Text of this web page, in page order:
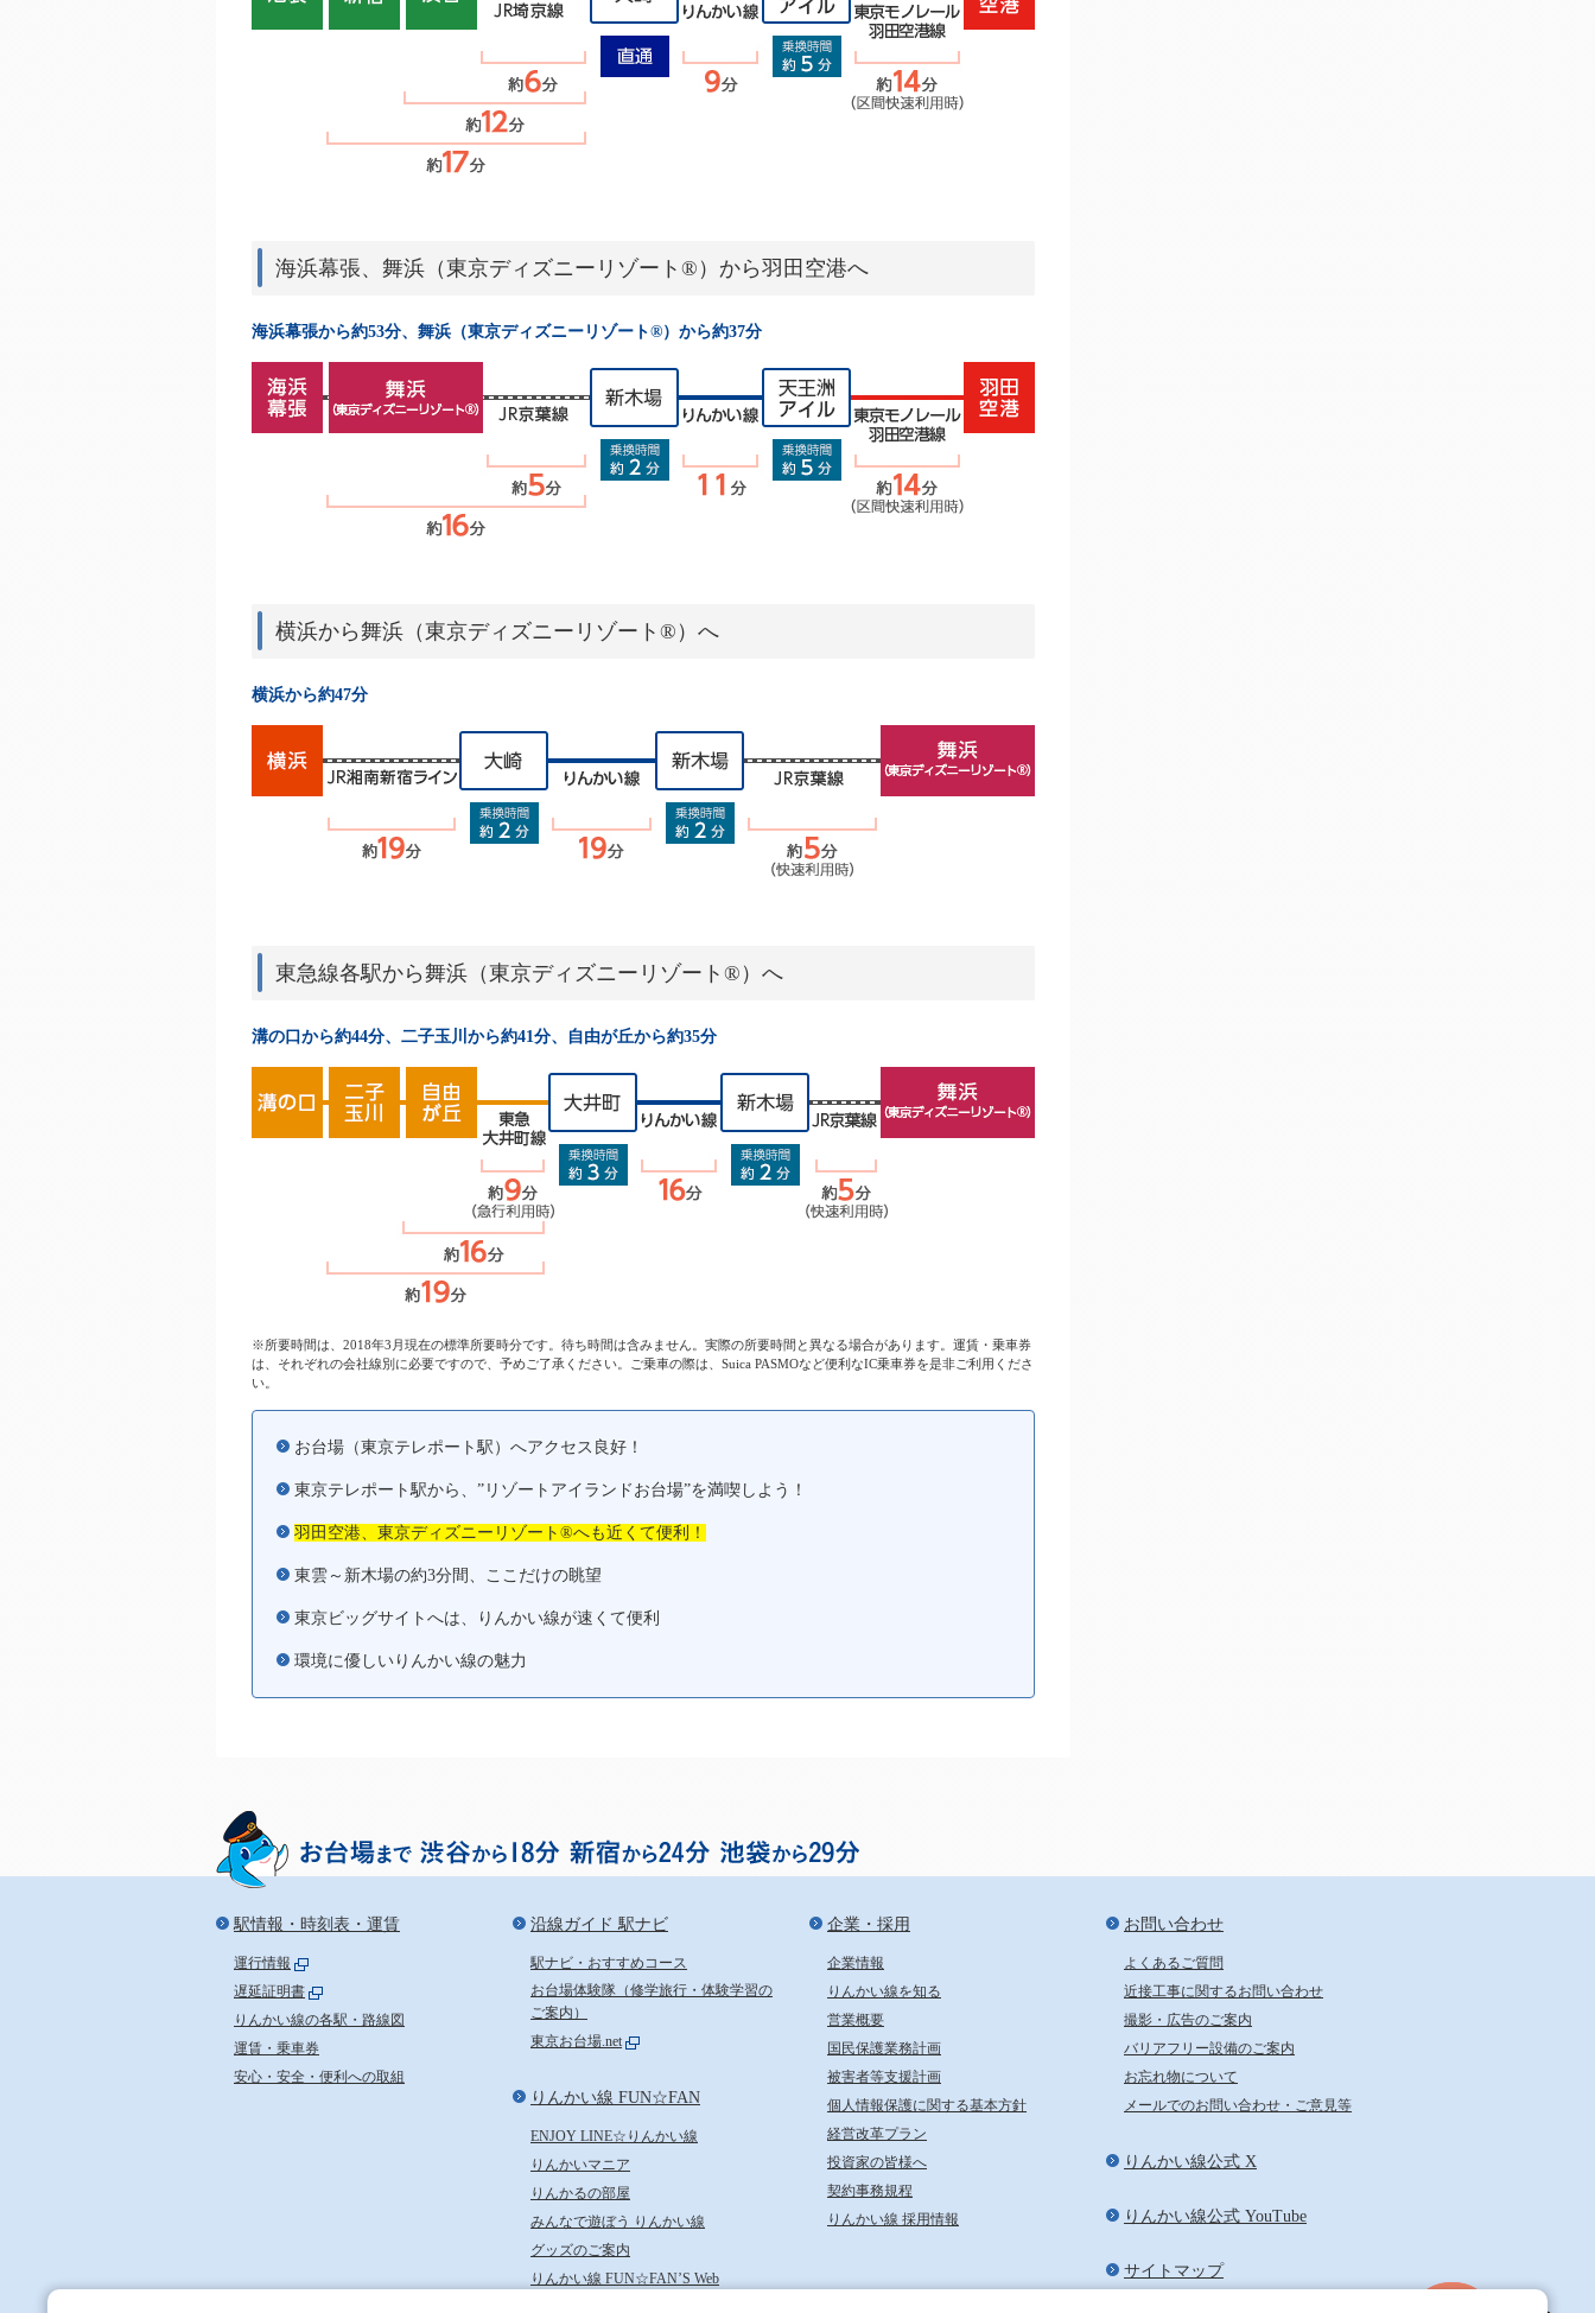
海浜幕張、舞浜（東京ディズニーリゾート®）から羽田空港へ
海浜幕張から約53分、舞浜（東京ディズニーリゾート®）から約37分
横浜から舞浜（東京ディズニーリゾート®）へ
横浜から約47分
東急線各駅から舞浜（東京ディズニーリゾート®）へ
溝の口から約44分、二子玉川から約41分、自由が丘から約35分
※所要時間は、2018年3月現在の標準所要時分です。待ち時間は含みません。実際の所要時間と異なる場合があります。運賃・乗車券
は、それぞれの会社線別に必要ですので、予めご了承ください。ご乗車の際は、Suica PASMOなど便利なIC乗車券を是非ご利用くださ
い。
お台場（東京テレポート駅）へアクセス良好！
東京テレポート駅から、”リゾートアイランドお台場”を満喫しよう！
羽田空港、東京ディズニーリゾート®へも近くて便利！
東雲～新木場の約3分間、ここだけの眺望
東京ビッグサイトへは、りんかい線が速くて便利
環境に優しいりんかい線の魅力
駅情報・時刻表・運賃
運行情報
遅延証明書
りんかい線の各駅・路線図
運賃・乗車券
安心・安全・便利への取組
沿線ガイド 駅ナビ
駅ナビ・おすすめコース
お台場体験隊（修学旅行・体験学習の
ご案内）
東京お台場.net
りんかい線 FUN☆FAN
ENJOY LINE☆りんかい線
りんかいマニア
りんかるの部屋
みんなで遊ぼう りんかい線
グッズのご案内
りんかい線 FUN☆FAN’S Web
企業・採用
企業情報
りんかい線を知る
営業概要
国民保護業務計画
被害者等支援計画
個人情報保護に関する基本方針
経営改革プラン
投資家の皆様へ
契約事務規程
りんかい線 採用情報
お問い合わせ
よくあるご質問
近接工事に関するお問い合わせ
撮影・広告のご案内
バリアフリー設備のご案内
お忘れ物について
メールでのお問い合わせ・ご意見等
りんかい線公式 X
りんかい線公式 YouTube
サイトマップ